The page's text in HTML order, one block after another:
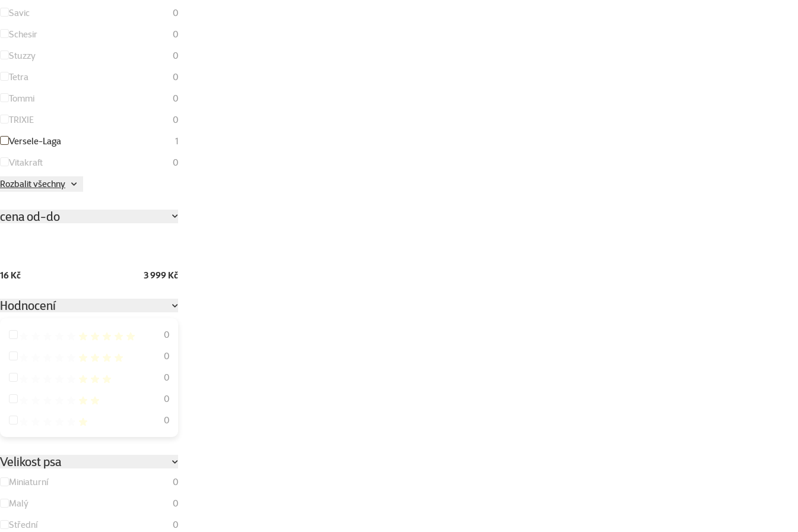
Savic
0
Schesir
0
Stuzzy
0
Tetra
0
Tommi
0
TRIXIE
0
Versele-Laga
1
Vitakraft
0
Rozbalit všechny
cena od-do
16 Kč 3 999 Kč
Hodnocení
Hodnocení 100%
0
Hodnocení 80%
0
Hodnocení 60%
0
Hodnocení 40%
0
Hodnocení 20%
0
Velikost psa
Miniaturní
0
Malý
0
Střední
0